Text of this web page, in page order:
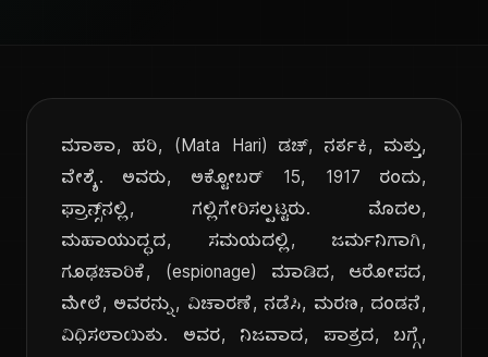
ಮಾತಾ, ಹರಿ, (Mata Hari) ಡಚ್, ನರ್ತಕಿ, ಮತ್ತು,
ವೇಶ್ಯೆ. ಅವರು, ಅಕ್ಟೋಬರ್ 15, 1917 ರಂದು,
ಫ್ರಾನ್ಸ್‌ನಲ್ಲಿ, ಗಲ್ಲಿಗೇರಿಸಲ್ಪಟ್ಟರು. ಮೊದಲ,
ಮಹಾಯುದ್ಧದ, ಸಮಯದಲ್ಲಿ, ಜರ್ಮನಿಗಾಗಿ,
ಗೂಢಚಾರಿಕೆ, (espionage) ಮಾಡಿದ, ಆರೋಪದ,
ಮೇಲೆ, ಅವರನ್ನು, ವಿಚಾರಣೆ, ನಡೆಸಿ, ಮರಣ, ದಂಡನೆ,
ವಿಧಿಸಲಾಯಿತು. ಅವರ, ನಿಜವಾದ, ಪಾತ್ರದ, ಬಗ್ಗೆ,